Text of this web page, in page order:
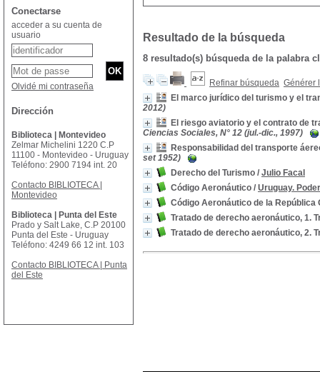
Resultado de la búsqueda
8 resultado(s) búsqueda de la palabra
Refinar búsqueda Générer
El marco jurídico del turismo y el
2012)
El riesgo aviatorio y el contrato de
Ciencias Sociales, N° 12 (jul.-dic., 1997)
Responsabilidad del transporte
set 1952)
Derecho del Turismo / Julio Facal
Código Aeronáutico / Uruguay.
Código Aeronáutico de la República
Tratado de derecho aeronáutico, 1.
Tratado de derecho aeronáutico, 2.
Conectarse
acceder a su cuenta de
usuario
Olvidé mi contraseña
Dirección
Biblioteca | Montevideo
Zelmar Michelini 1220 C.P
11100 - Montevideo - Uruguay
Teléfono: 2900 7194 int. 20
Contacto BIBLIOTECA |
Montevideo
Biblioteca | Punta del Este
Prado y Salt Lake, C.P 20100
Punta del Este - Uruguay
Teléfono: 4249 66 12 int. 103
Contacto BIBLIOTECA | Punta
del Este